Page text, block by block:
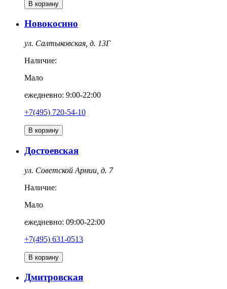
В корзину
Новокосино
ул. Салтыковская, д. 13Г
Наличие:
Мало
ежедневно: 9:00-22:00
+7(495) 720-54-10
В корзину
Достоевская
ул. Советской Армии, д. 7
Наличие:
Мало
ежедневно: 09:00-22:00
+7(495) 631-0513
В корзину
Дмитровская